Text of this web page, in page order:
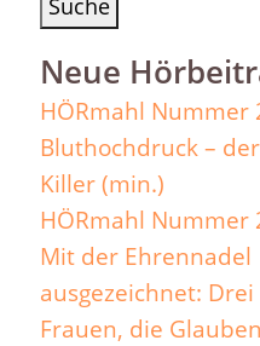
Neue
HÖRmahl Nummer
Bluthochdruck –
Killer (min.)
HÖRmahl Nummer
Mit der Ehrennadel
ausgezeichnet: Drei
Frauen, die